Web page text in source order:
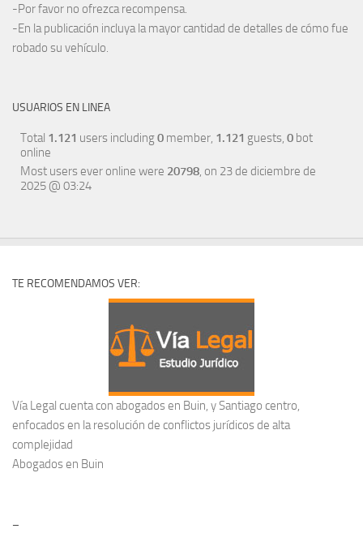
-Por favor no ofrezca recompensa.
-En la publicación incluya la mayor cantidad de detalles de cómo fue
robado su vehículo.
USUARIOS EN LINEA
Total 1.121 users including0 member, 1.121 guests, 0 bot
online
Most users ever online were 20798, on 23 de diciembre de
2025 @ 03:24
TE RECOMENDAMOS VER:
Vía Legal cuenta con abogados en Buin, y Santiago centro,
enfocados en la resolución de conflictos jurídicos de alta
complejidad
Abogados en Buin
–